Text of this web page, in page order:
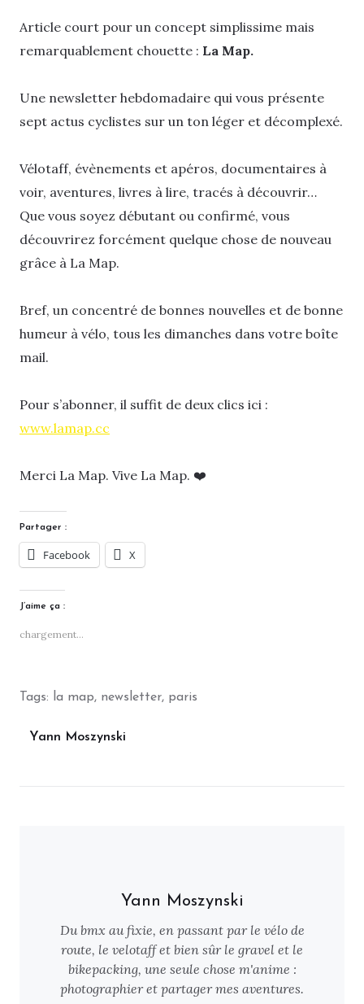
Article court pour un concept simplissime mais
remarquablement chouette : La Map.
Une newsletter hebdomadaire qui vous présente
sept actus cyclistes sur un ton léger et décomplexé.
Vélotaff, évènements et apéros, documentaires à
voir, aventures, livres à lire, tracés à découvrir…
Que vous soyez débutant ou confirmé, vous
découvrirez forcément quelque chose de nouveau
grâce à La Map.
Bref, un concentré de bonnes nouvelles et de bonne
humeur à vélo, tous les dimanches dans votre boîte
mail.
Pour s’abonner, il suffit de deux clics ici :
www.lamap.cc
Merci La Map. Vive La Map. ❤️
Partager :
Facebook X
J’aime ça :
chargement…
Tags: la map, newsletter, paris
Yann Moszynski
Yann Moszynski
Du bmx au fixie, en passant par le vélo de
route, le velotaff et bien sûr le gravel et le
bikepacking, une seule chose m'anime :
photographier et partager mes aventures.